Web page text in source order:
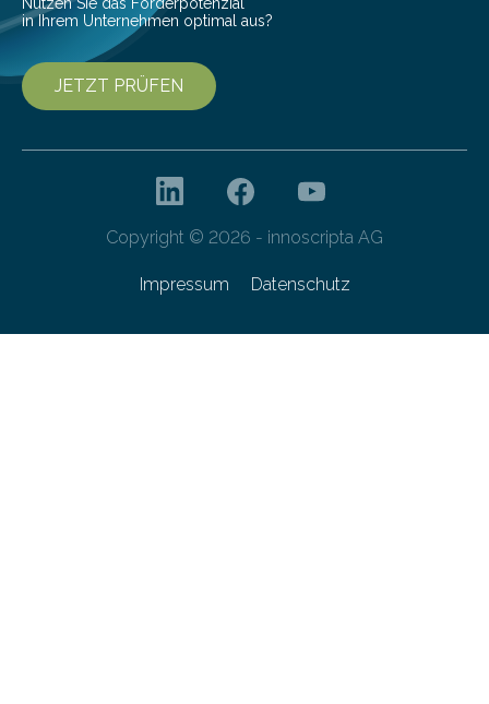
Nutzen Sie das Förderpotenzial
in Ihrem Unternehmen optimal aus?
JETZT PRÜFEN
Copyright © 2026 - innoscripta AG
Impressum Datenschutz